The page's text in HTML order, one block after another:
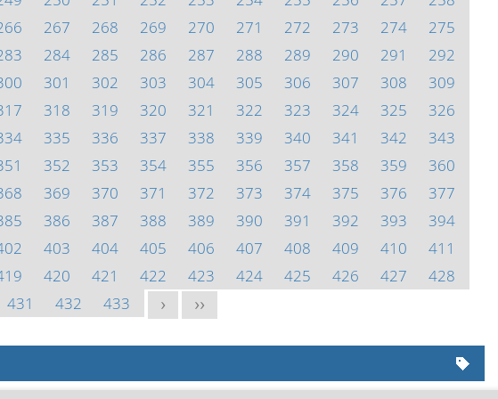
267 268 269 270 271 272 273 274
275
284 285 286 287 288 289 290 291
292
301 302 303 304 305 306 307 308
309
318 319 320 321 322 323 324 325
326
335 336 337 338 339 340 341 342
343
352 353 354 355 356 357 358 359
360
369 370 371 372 373 374 375 376
377
386 387 388 389 390 391 392 393
394
403 404 405 406 407 408 409 410
411
420 421 422 423 424 425 426 427
428
431
432 433 > >>